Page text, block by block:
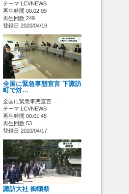
テーマ LCVNEWS
再生時間 00:02:09
再生回数 249
登録日 2020/04/19
全国に緊急事態宣言 下諏訪
町で対…
全国に緊急事態宣言 …
テーマ LCVNEWS
再生時間 00:01:45
再生回数 53
登録日 2020/04/17
諏訪大社 御頭祭